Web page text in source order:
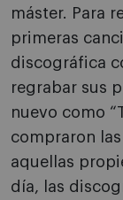
máster. Para
primeras
discográfica
regrabar sus
nuevo como
compraron
aquellas
día, las